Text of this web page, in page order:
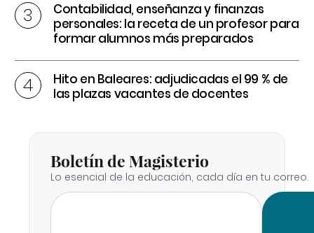
Contabilidad, enseñanza y finanzas
personales: la receta de un profesor para
formar alumnos más preparados
Hito en Baleares: adjudicadas el 99 % de
las plazas vacantes de docentes
Boletín de Magisterio
Lo esencial de la educación, cada día en tu correo.